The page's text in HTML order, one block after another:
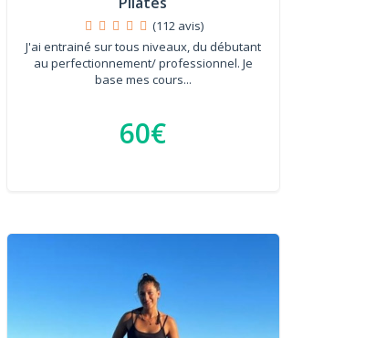
(112 avis)
J'ai entrainé sur tous niveaux, du débutant
au perfectionnement/ professionnel. Je
base mes cours...
60€